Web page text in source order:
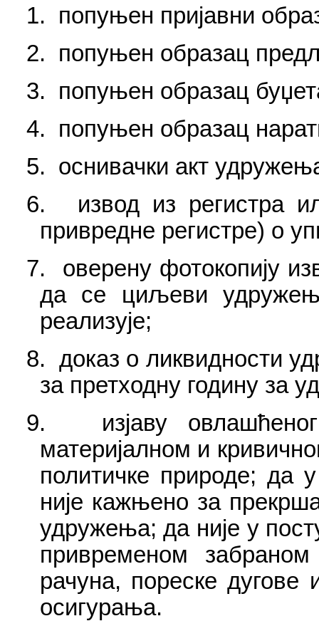
1.
попуњен пријавни
2.
попуњен образац
3.
попуњен образац
4.
попуњен образац
5. оснивачки акт
6.
извод из регистра
привредне регистре) о
7.
оверену фотокопију
да се циљеви
реализује;
8. доказ о ликвидности
за претходну годину за
9.
изјаву
материјалном и
политичке природе; да
није кажњено за
удружења; да није у
привременом
рачуна, пореске дугове
осигурања.